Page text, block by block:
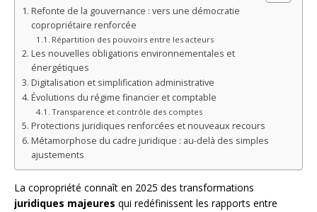
Refonte de la gouvernance : vers une démocratie
copropriétaire renforcée
Répartition des pouvoirs entre les acteurs
Les nouvelles obligations environnementales et
énergétiques
Digitalisation et simplification administrative
Évolutions du régime financier et comptable
Transparence et contrôle des comptes
Protections juridiques renforcées et nouveaux recours
Métamorphose du cadre juridique : au-delà des simples
ajustements
La copropriété connaît en 2025 des transformations
juridiques majeures qui redéfinissent les rapports entre